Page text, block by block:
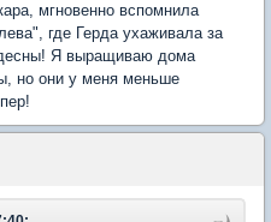
мгновенно вспомнила
где Герда ухаживала за
Я выращиваю дома
но они у меня меньше